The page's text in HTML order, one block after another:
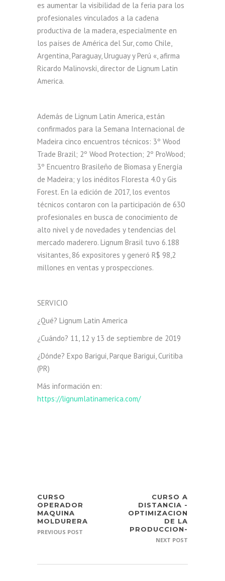
es aumentar la visibilidad de la feria para los
profesionales vinculados a la cadena
productiva de la madera, especialmente en
los países de América del Sur, como Chile,
Argentina, Paraguay, Uruguay y Perú «, afirma
Ricardo Malinovski, director de Lignum Latin
America.
Además de Lignum Latin America, están
confirmados para la Semana Internacional de
Madeira cinco encuentros técnicos: 3º Wood
Trade Brazil; 2º Wood Protection; 2º ProWood;
3º Encuentro Brasileño de Biomasa y Energía
de Madeira; y los inéditos Floresta 4.0 y Gis
Forest. En la edición de 2017, los eventos
técnicos contaron con la participación de 630
profesionales en busca de conocimiento de
alto nivel y de novedades y tendencias del
mercado maderero. Lignum Brasil tuvo 6.188
visitantes, 86 expositores y generó R$ 98,2
millones en ventas y prospecciones.
SERVICIO
¿Qué? Lignum Latin America
¿Cuándo? 11, 12 y 13 de septiembre de 2019
¿Dónde? Expo Barigui, Parque Barigui, Curitiba
(PR)
Más información en:
https://lignumlatinamerica.com/
CURSO
OPERADOR
MAQUINA
MOLDURERA
PREVIOUS POST
CURSO A
DISTANCIA -
OPTIMIZACION
DE LA
PRODUCCION-
NEXT POST